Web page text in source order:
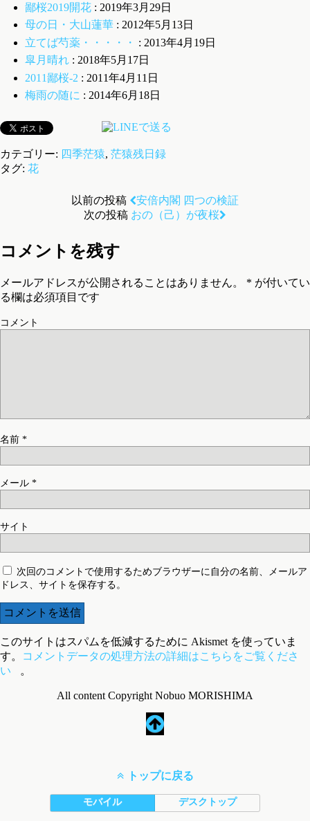
鄙桜2019開花: 2019年3月29日
母の日・大山蓮華: 2012年5月13日
立てば芍薬・・・・・
: 2013年4月19日
皐月晴れ: 2018年5月17日
2011鄙桜-2 : 2011年4月11日
梅雨の随に : 2014年6月18日
カテゴリー: 四季茫猿, 茫猿残日録
タグ: 花
以前の投稿
安倍内閣 四つの検証
次の投稿 おの（己）が夜桜
コメントを残す
メールアドレスが公開されることはありません。 * が付いてい
る欄は必須項目です
コメント
名前 *
メール *
サイト
次回のコメントで使用するためブラウザーに自分の名前、メールア
ドレス、サイトを保存する。
このサイトはスパムを低減するために Akismet を使っていま
す。
コメントデータの処理方法の詳細はこちらをご覧くださ
い
。
All content Copyright Nobuo MORISHIMA
トップに戻る
モバイル デスクトップ